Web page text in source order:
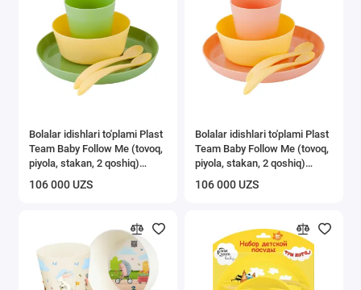
Bolalar idishlari to'plami Plast
Team Baby Follow Me (tovoq,
piyola, stakan, 2 qoshiq)
106 000 UZS
Bolalar idishlari to'plami Plast
Team Baby Follow Me (tovoq,
piyola, stakan, 2 qoshiq)
106 000 UZS